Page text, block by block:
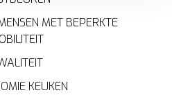
te bieden zoals
.
MET BEPERKTE
KEUKEN